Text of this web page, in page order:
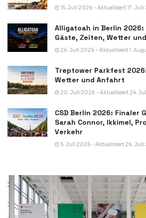
15. Juli 2026 - Aktualisiert 17. Juli
Alligatoah in Berlin
Gäste, Zeiten, Wetter
26. Juli 2026 - Aktualisiert 1.
Treptower Parkfest
Wetter und Anfahrt
20. Juli 2026 - Aktualisiert 24.
CSD Berlin 2026: Finaler
Sarah Connor, Ikkimel,
Verkehr
5. Juli 2026 - Aktualisiert 26. Juli